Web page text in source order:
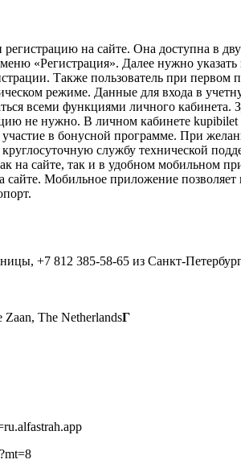
на сайте. Она доступна в
«Регистрация». Далее нужно
Также пользователь при первом
режиме. Данные для входа в
всеми функциями личного кабинета.
не нужно. В личном кабинете
в бонусной программе. При
службу технической
на сайте, так и в удобном мобильном
Мобильное приложение
+7 812 385-58-65 из Санкт-
The NetherlandsГ